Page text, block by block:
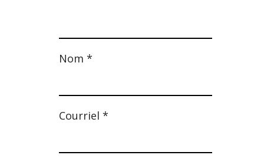
Nom *
Courriel *